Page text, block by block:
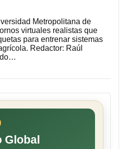
Metropolitana de
virtuales realistas que
para entrenar sistemas
Redactor: Raúl
Global